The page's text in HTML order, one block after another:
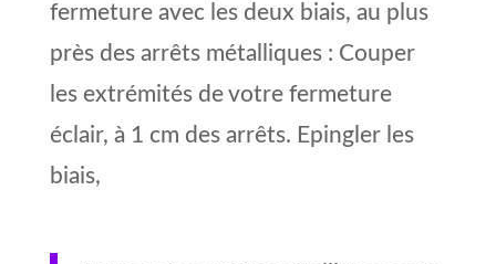
fermeture avec les deux biais, au plus
près des arrêts métalliques : Couper
les extrémités de votre fermeture
éclair, à 1 cm des arrêts. Epingler les
biais,